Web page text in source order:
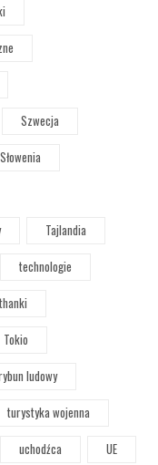
Szwecja
Słowenia
Tajlandia
technologie
Tokio
ludowy
turystyka wojenna
uchodźca
UE